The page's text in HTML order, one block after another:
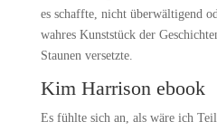
es schaffte, nicht überwältigend
wahres Kunststück der
Staunen versetzte.
Kim Harrison ebook
Es fühlte sich an, als wäre ich